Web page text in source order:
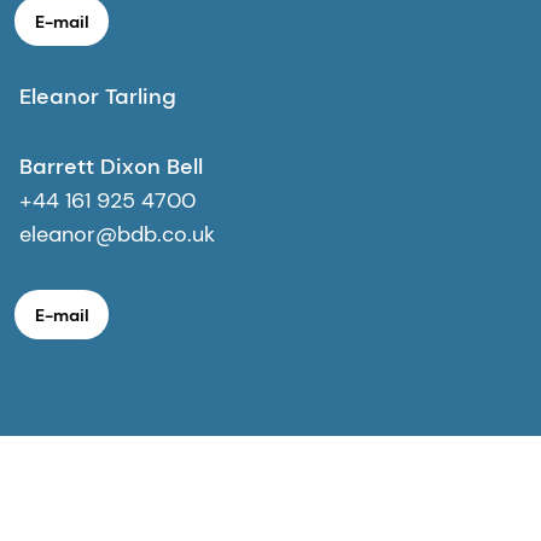
E-mail
Eleanor Tarling
Barrett Dixon Bell
+44 161 925 4700
eleanor@bdb.co.uk
E-mail